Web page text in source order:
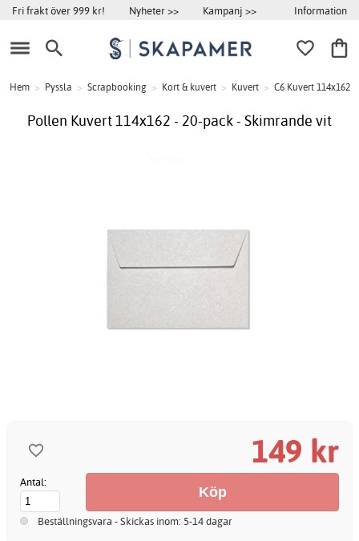
Fri frakt över 999 kr! Nyheter >> Kampanj >> Information
Hem > Pyssla > Scrapbooking > Kort & kuvert > Kuvert > C6 Kuvert 114x162
Pollen Kuvert 114x162 - 20-pack - Skimrande vit
149 kr
Antal:
Beställningsvara - Skickas inom: 5-14 dagar